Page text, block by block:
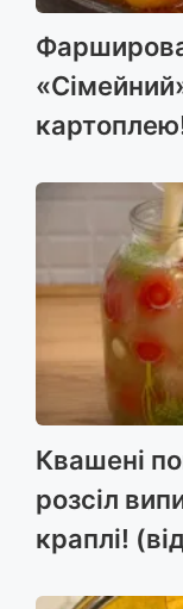
Квашені
розсіл
краплі!